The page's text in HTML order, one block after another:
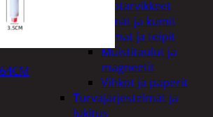
Toimistotarvikkeet
Kynät ja kumit
Liimat ja teipit
Muistitaulut ja
magneetit
Vihkot ja paperit
Turvajärjestelmät ja
lukitus